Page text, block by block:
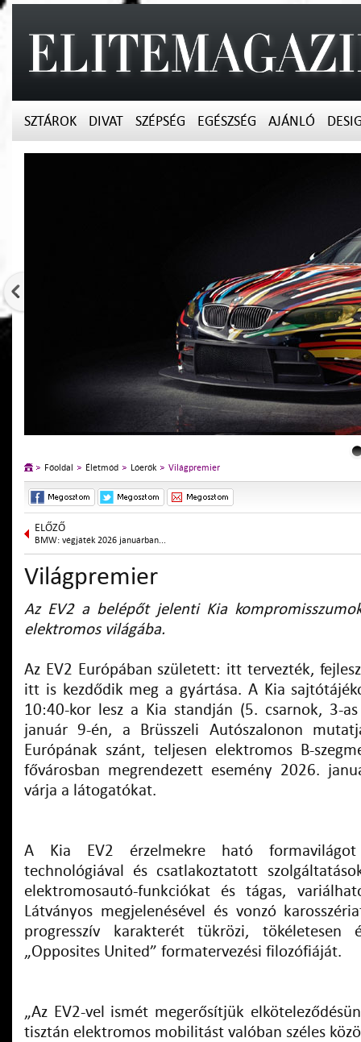
SZTÁROK DIVAT SZÉPSÉG EGÉSZSÉG AJÁNLÓ
Főoldal Életmód Lóerők Világpremier
ELŐZŐ
BMW: végjáték 2026 januárban...
Világpremier
Az EV2 a belépőt jelenti Kia
elektromos világába.
Az EV2 Európában született: itt tervezték,
itt is kezdődik meg a gyártása. A Kia
10:40-kor lesz a Kia standján (5. csarnok, 3-
január 9-én, a Brüsszeli Autószalonon
Európának szánt, teljesen elektromos B-
fővárosban megrendezett esemény 2026.
várja a látogatókat.
A Kia EV2 érzelmekre ható
technológiával és csatlakoztatott
elektromosautó-funkciókat és tágas,
Látványos megjelenésével és vonzó
progresszív karakterét tükrözi,
„Opposites United” formatervezési filozófiáját.
„Az EV2-vel ismét megerősítjük
tisztán elektromos mobilitást valóban széles